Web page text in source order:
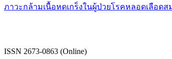
ภาวะกล้ามเนื้อหดเกร็งในผู้ป่วยโรคหลอดเลือดส
ISSN 2673-0863 (Online)